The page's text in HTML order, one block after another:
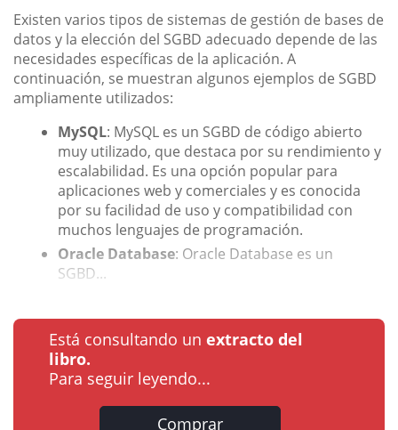
Existen varios tipos de sistemas de gestión de bases de
datos y la elección del SGBD adecuado depende de las
necesidades específicas de la aplicación. A
continuación, se muestran algunos ejemplos de SGBD
ampliamente utilizados:
MySQL: MySQL es un SGBD de código abierto
muy utilizado, que destaca por su rendimiento y
escalabilidad. Es una opción popular para
aplicaciones web y comerciales y es conocida
por su facilidad de uso y compatibilidad con
muchos lenguajes de programación.
Oracle Database: Oracle Database es un
SGBD...
Está consultando un extracto del
libro.
Para seguir leyendo...
Comprar